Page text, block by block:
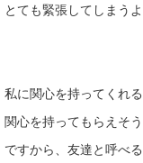
とても緊張してしまう
私に関心を持ってくれ
関心を持ってもらえそ
ですから、友達と呼べ